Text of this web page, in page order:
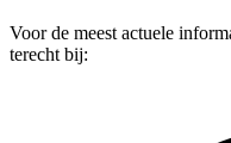
Voor de meest actuele
terecht bij: